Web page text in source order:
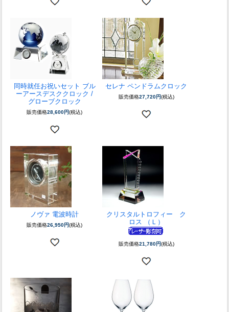
同時就任お祝いセット ブル
ーアースデスククロック /
グローブクロック
販売価格28,600円(税込)
セレナ ペンドラムクロック
販売価格27,720円(税込)
ノヴァ 電波時計
販売価格26,950円(税込)
クリスタルトロフィー ク
ロス （Ｌ）
販売価格21,780円(税込)